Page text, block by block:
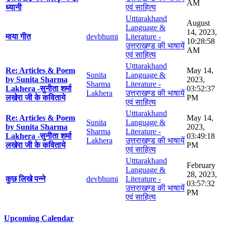
ध्यानी
एवं साहित्य
AM
माया गीत devbhumi
Utttarakhand
Language &
Literature -
उत्तराखण्ड की भाषायें
एवं साहित्य
August
14, 2023,
10:28:58
AM
Re: Articles & Poem
by Sunita Sharma
Lakhera -सुनीता शर्मा
लखेरा जी के कविताये
Sunita
Sharma
Lakhera
Utttarakhand
Language &
Literature -
उत्तराखण्ड की भाषायें
एवं साहित्य
May 14,
2023,
03:52:37
PM
Re: Articles & Poem
by Sunita Sharma
Lakhera -सुनीता शर्मा
लखेरा जी के कविताये
Sunita
Sharma
Lakhera
Utttarakhand
Language &
Literature -
उत्तराखण्ड की भाषायें
एवं साहित्य
May 14,
2023,
03:49:18
PM
कुछ लिखे पन्ने devbhumi
Utttarakhand
Language &
Literature -
उत्तराखण्ड की भाषायें
एवं साहित्य
February
28, 2023,
03:57:32
PM
Upcoming Calendar